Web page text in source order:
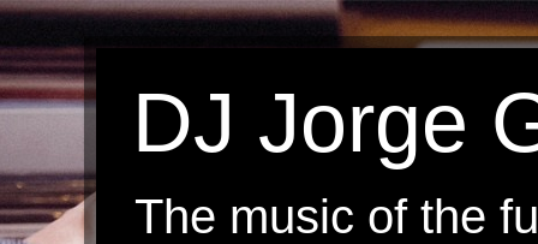
DJ Jorge
The music of the